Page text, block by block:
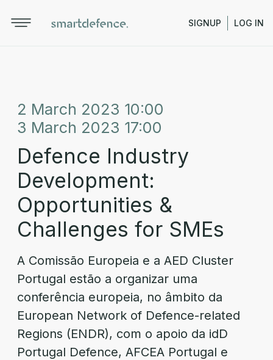
SIGNUP LOG IN
2 March 2023 10:00
3 March 2023 17:00
Defence Industry
Development:
Opportunities &
Challenges for SMEs
A Comissão Europeia e a AED Cluster
Portugal estão a organizar uma
conferência europeia, no âmbito da
European Network of Defence-related
Regions (ENDR), com o apoio da idD
Portugal Defence, AFCEA Portugal e